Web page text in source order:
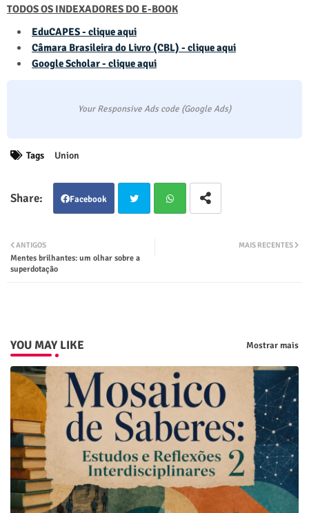
TODOS OS INDEXADORES DO E-BOOK
EduCAPES - clique aqui
Câmara Brasileira do Livro (CBL) - clique aqui
Google Scholar - clique aqui
Your Responsive Ads code (Google Ads)
Tags Union
Facebook
ter
MAIS RECENTES
ANTIGOS
Mentes brilhantes: um olhar sobre a
superdotação
YOU MAY LIKE Mostrar mais